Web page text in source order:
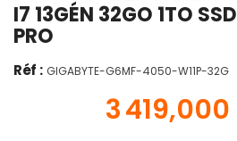
I7 13GÉN 32GO 1TO
PRO
Réf : GIGABYTE-G6MF-4050-W11P-32G
3 419,000